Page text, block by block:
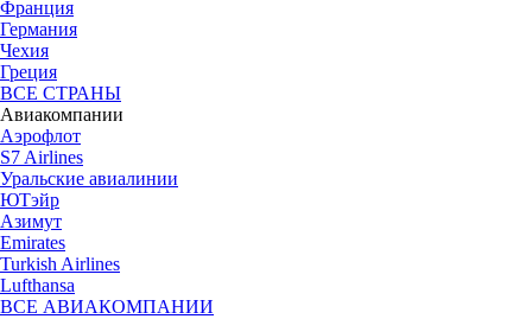
Франция
Германия
Чехия
Греция
ВСЕ СТРАНЫ
Авиакомпании
Аэрофлот
S7 Airlines
Уральские авиалинии
ЮТэйр
Азимут
Emirates
Turkish Airlines
Lufthansa
ВСЕ АВИАКОМПАНИИ